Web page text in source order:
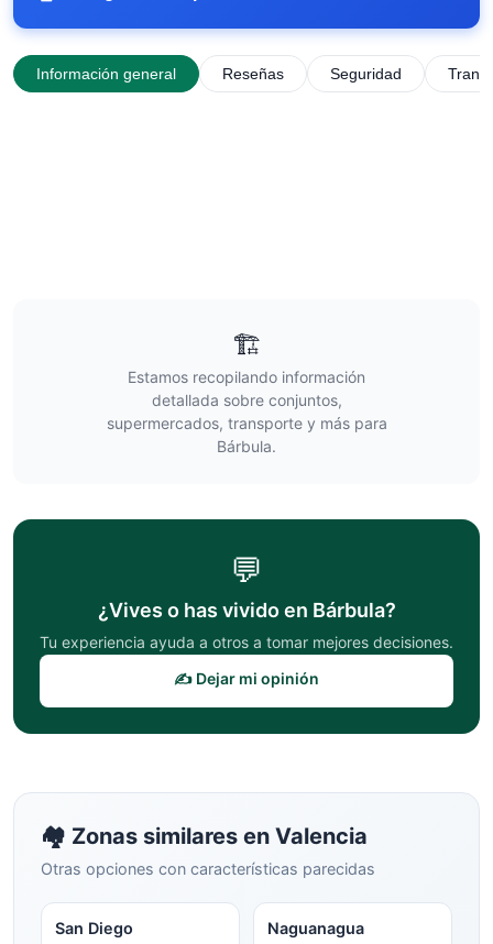
Información general Reseñas Seguridad
🏗️
Estamos recopilando información
detallada sobre conjuntos,
supermercados, transporte y más para
Bárbula.
💬
¿Vives o has vivido en Bárbula?
Tu experiencia ayuda a otros a tomar mejores decisiones.
✍️ Dejar mi opinión
🏘️ Zonas similares en Valencia
Otras opciones con características parecidas
San Diego Naguanagua